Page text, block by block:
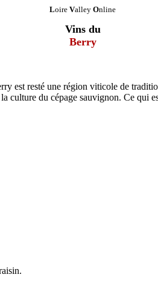
Loire Valley Online
Vins du
Berry
est resté une région viticole de
culture du cépage sauvignon. Ce qui